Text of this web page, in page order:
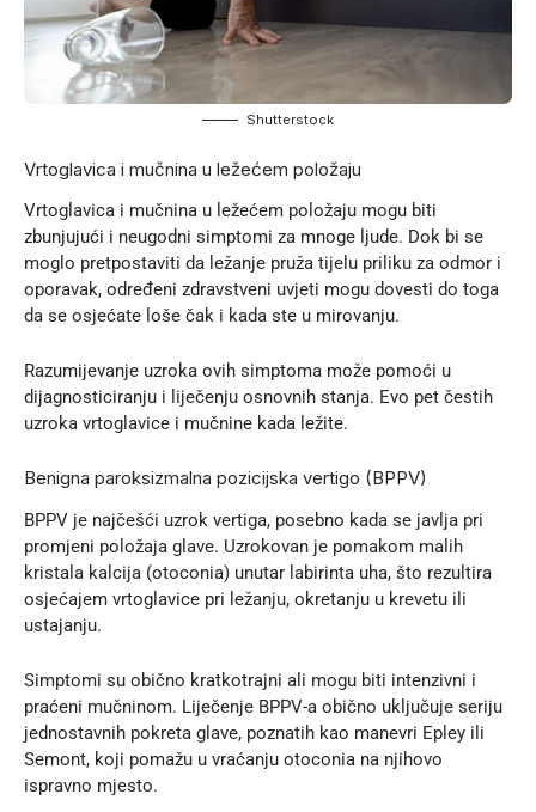
Shutterstock
Vrtoglavica i mučnina u ležećem položaju
Vrtoglavica i mučnina u ležećem položaju mogu biti
zbunjujući i neugodni simptomi za mnoge ljude. Dok bi se
moglo pretpostaviti da ležanje pruža tijelu priliku za odmor i
oporavak, određeni zdravstveni uvjeti mogu dovesti do toga
da se osjećate loše čak i kada ste u mirovanju.
Razumijevanje uzroka ovih simptoma može pomoći u
dijagnosticiranju i liječenju osnovnih stanja. Evo pet čestih
uzroka vrtoglavice i mučnine kada ležite.
Benigna paroksizmalna pozicijska vertigo (BPPV)
BPPV je najčešći uzrok vertiga, posebno kada se javlja pri
promjeni položaja glave. Uzrokovan je pomakom malih
kristala kalcija (otoconia) unutar labirinta uha, što rezultira
osjećajem vrtoglavice pri ležanju, okretanju u krevetu ili
ustajanju.
Simptomi su obično kratkotrajni ali mogu biti intenzivni i
praćeni mučninom. Liječenje BPPV-a obično uključuje seriju
jednostavnih pokreta glave, poznatih kao manevri Epley ili
Semont, koji pomažu u vraćanju otoconia na njihovo
ispravno mjesto.